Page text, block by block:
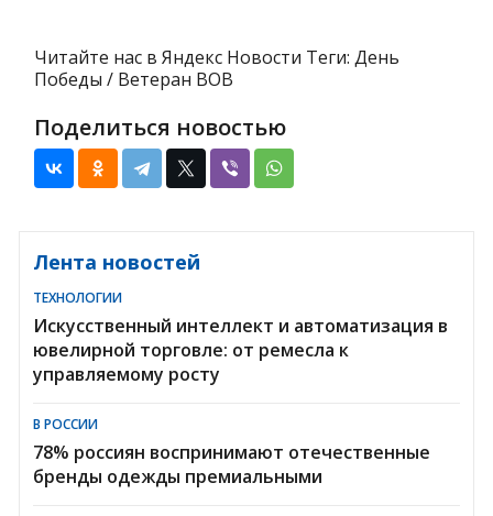
Читайте нас в Яндекс Новости Теги: День
Победы / Ветеран ВОВ
Поделиться новостью
Лента новостей
ТЕХНОЛОГИИ
Искусственный интеллект и автоматизация в
ювелирной торговле: от ремесла к
управляемому росту
В РОССИИ
78% россиян воспринимают отечественные
бренды одежды премиальными